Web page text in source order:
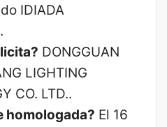
IDIADA
DONGGUAN
LIGHTING
CO. LTD..
homologada? El 16